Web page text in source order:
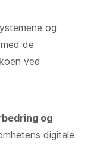
og
de
ved
og
digitale